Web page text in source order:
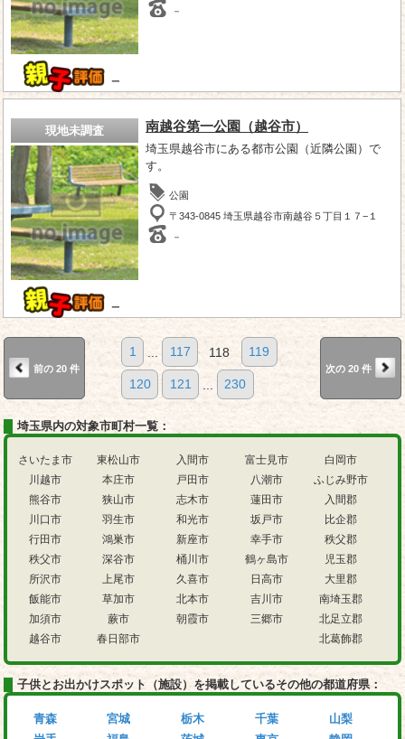
－
－
現地未調査
－
南越谷第一公園（越谷市）
埼玉県越谷市にある都市公園（近隣公園）で
す。
公園
〒343-0845 埼玉県越谷市南越谷５丁目１７−１
－
前の 20 件
1 117 118 119
120 121 230
次の 20 件
埼玉県内の対象市町村一覧：
さいたま市
川越市
熊谷市
川口市
行田市
秩父市
所沢市
飯能市
加須市
越谷市
東松山市
本庄市
狭山市
羽生市
鴻巣市
深谷市
上尾市
草加市
蕨市
春日部市
入間市
戸田市
志木市
和光市
新座市
桶川市
久喜市
北本市
朝霞市
富士見市
八潮市
蓮田市
坂戸市
幸手市
鶴ヶ島市
日高市
吉川市
三郷市
白岡市
ふじみ野市
入間郡
比企郡
秩父郡
児玉郡
大里郡
南埼玉郡
北足立郡
北葛飾郡
子供とお出かけスポット（施設）を掲載しているその他の都道府県：
青森
宮城
栃木
千葉
山梨